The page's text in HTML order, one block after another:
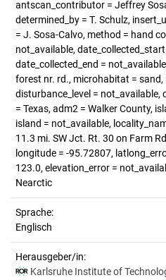
antscan_contributor = Jeffrey
determined_by = T. Schulz,
= J. Sosa-Calvo, method = hand
not_available,
date_collected_end =
forest nr. rd., microhabitat = sand,
disturbance_level = not_available,
= Texas, adm2 = Walker County,
island = not_available,
11.3 mi. SW Jct. Rt. 30 on Farm
longitude = -95.72807,
123.0, elevation_error =
Nearctic
Sprache:
Englisch
Herausgeber/in:
Karlsruhe Institute of